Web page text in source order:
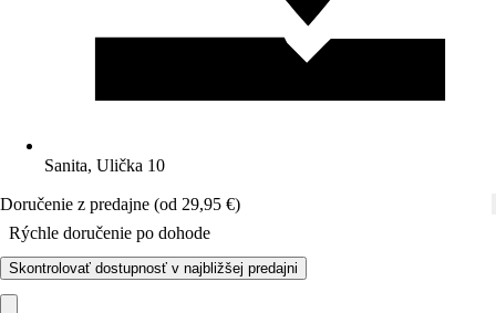
Sanita, Ulička 10
Doručenie z predajne (od 29,95 €)
Rýchle doručenie po dohode
Skontrolovať dostupnosť v najbližšej predajni